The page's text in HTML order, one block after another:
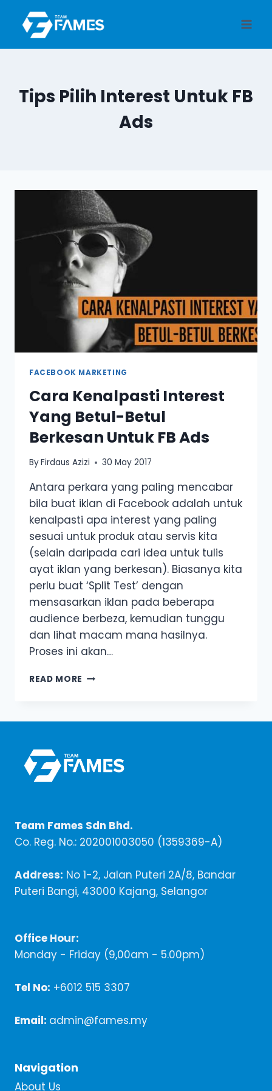
content
Tips Pilih Interest Untuk FB
Ads
FACEBOOK MARKETING
Cara Kenalpasti Interest
Yang Betul-Betul
Berkesan Untuk FB Ads
ByFirdaus Azizi 30 May 2017
Antara perkara yang paling mencabar
bila buat iklan di Facebook adalah untuk
kenalpasti apa interest yang paling
sesuai untuk produk atau servis kita
(selain daripada cari idea untuk tulis
ayat iklan yang berkesan). Biasanya kita
perlu buat ‘Split Test’ dengan
mensasarkan iklan pada beberapa
audience berbeza, kemudian tunggu
dan lihat macam mana hasilnya.
Proses ini akan…
READ MORE CARA
UNTUK
Team Fames Sdn Bhd.
Co. Reg. No.: 202001003050 (1359369-A)
Address: No 1-2, Jalan Puteri 2A/8, Bandar
Puteri Bangi, 43000 Kajang, Selangor
Office Hour:
Monday - Friday (9,00am - 5.00pm)
Tel No: +6012 515 3307
Email: admin@fames.my
Navigation
About Us